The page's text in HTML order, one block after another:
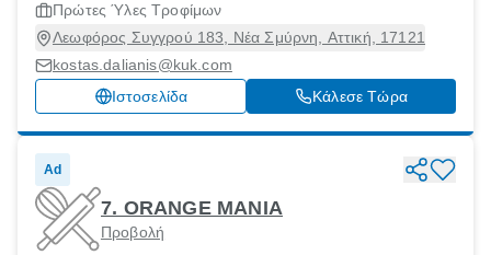
Πρώτες Ύλες Τροφίμων
Λεωφόρος Συγγρού 183, Νέα Σμύρνη, Αττική, 17121
kostas.dalianis@kuk.com
Ιστοσελίδα
Κάλεσε Τώρα
Ad
7. ORANGE ΜΑΝΙΑ
Προβολή